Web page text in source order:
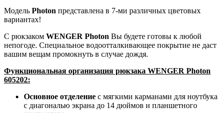
Модель Photon представлена в 7-ми различных цветовых
вариантах!
С рюкзаком WENGER Photon Вы будете готовы к любой
непогоде. Специальное водоотталкивающее покрытие не даст
вашим вещам промокнуть в случае дождя.
Функциональная организация рюкзака WENGER Photon
605202:
Основное отделение с мягкими карманами для ноутбука
с диагональю экрана до 14 дюймов и планшетного